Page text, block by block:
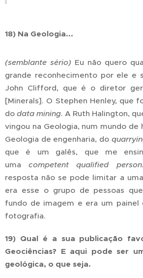
18) Na Geologia...
(semblante sério) Eu não quero
grande reconhecimento por ele e
John Clifford, que é o diretor
[Minerals]. O Stephen Henley, que
do data mining. A Ruth Halington,
vingou na Geologia, num mundo de
Geologia de engenharia, do
que é um galês, que me
umacompetentqualified
resposta não se pode limitar a
era esse o grupo de pessoas
fundo de imagem e era um painel
fotografia.
19) Qual é a sua publicação
Geociências? E aqui pode ser
geológica, o que seja.